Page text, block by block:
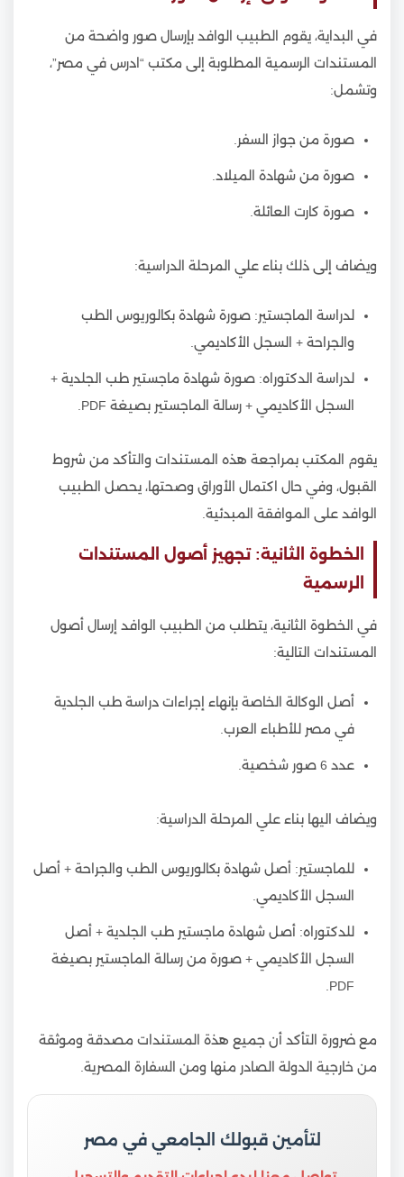
في البداية، يقوم الطبيب الوافد بإرسال صور واضحة من
المستندات الرسمية المطلوبة إلى مكتب “ادرس في مصر”،
وتشمل:
صورة من جواز السفر.
صورة من شهادة الميلاد.
صورة كارت العائلة.
ويضاف إلى ذلك بناء علي المرحلة الدراسية:
لدراسة الماجستير: صورة شهادة بكالوريوس الطب
والجراحة + السجل الأكاديمي.
لدراسة الدكتوراه: صورة شهادة ماجستير طب الجلدية +
السجل الأكاديمي + رسالة الماجستير بصيغة PDF.
يقوم المكتب بمراجعة هذه المستندات والتأكد من شروط
القبول، وفي حال اكتمال الأوراق وصحتها، يحصل الطبيب
الوافد على الموافقة المبدئية.
الخطوة الثانية: تجهيز أصول المستندات
الرسمية
في الخطوة الثانية، يتطلب من الطبيب الوافد إرسال أصول
المستندات التالية:
أصل الوكالة الخاصة بإنهاء إجراءات دراسة طب الجلدية
في مصر للأطباء العرب.
عدد 6 صور شخصية.
ويضاف اليها بناء علي المرحلة الدراسية:
للماجستير: أصل شهادة بكالوريوس الطب والجراحة + أصل
السجل الأكاديمي.
للدكتوراه: أصل شهادة ماجستير طب الجلدية + أصل
السجل الأكاديمي + صورة من رسالة الماجستير بصيغة
PDF.
مع ضرورة التأكد أن جميع هذة المستندات مصدقة وموثقة
من خارجية الدولة الصادر منها ومن السفارة المصرية.
لتأمين قبولك الجامعي في مصر